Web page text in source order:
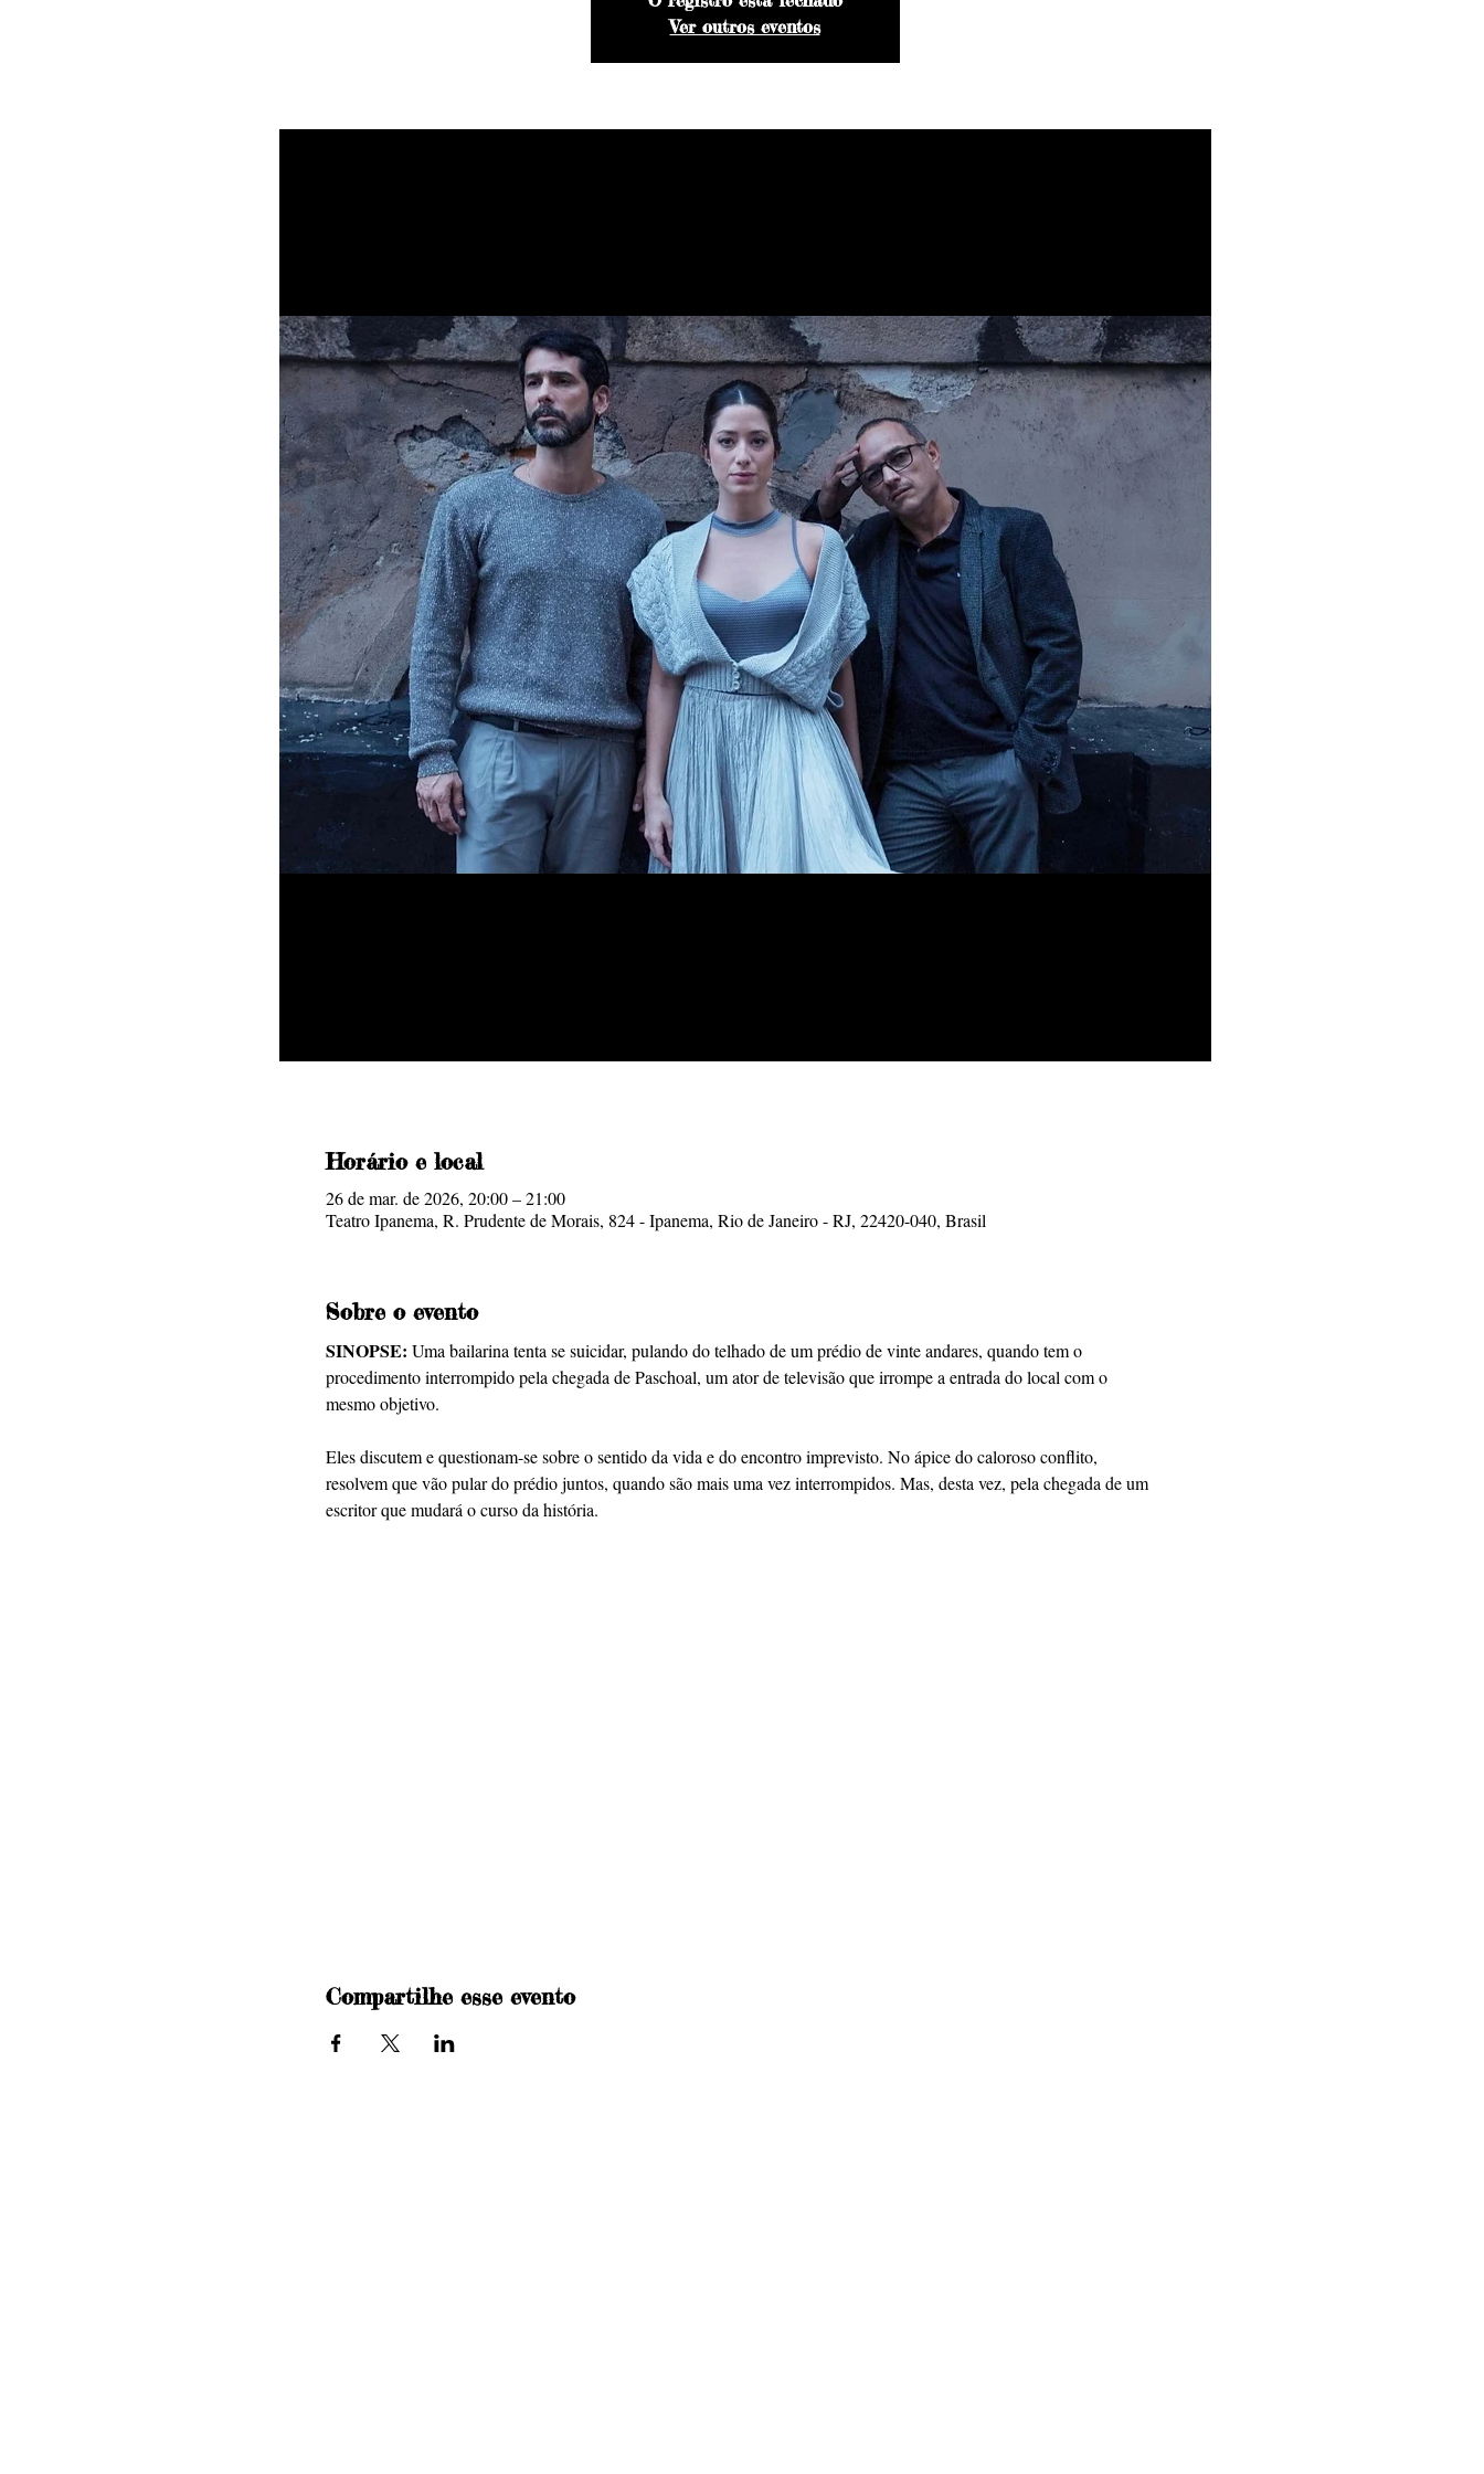
Ver outros eventos
Horário e local
26 de mar. de 2026, 20:00 – 21:00
Teatro Ipanema, R. Prudente de Morais, 824 - Ipanema, Rio de Janeiro - RJ, 22420-040, Brasil
Sobre o evento
SINOPSE: Uma bailarina tenta se suicidar, pulando do telhado de um prédio de vinte andares, quando tem o
procedimento interrompido pela chegada de Paschoal, um ator de televisão que irrompe a entrada do local com o
mesmo objetivo.
Eles discutem e questionam-se sobre o sentido da vida e do encontro imprevisto. No ápice do caloroso conflito,
resolvem que vão pular do prédio juntos, quando são mais uma vez interrompidos. Mas, desta vez, pela chegada de um
escritor que mudará o curso da história.
Compartilhe esse evento